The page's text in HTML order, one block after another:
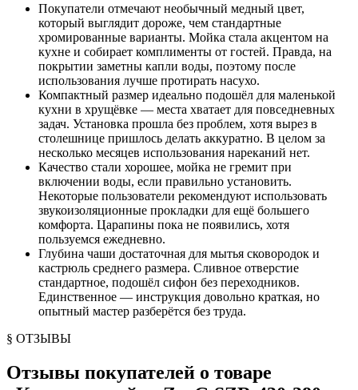
Покупатели отмечают необычный медный цвет,
который выглядит дороже, чем стандартные
хромированные варианты. Мойка стала акцентом на
кухне и собирает комплименты от гостей. Правда, на
покрытии заметны капли воды, поэтому после
использования лучше протирать насухо.
Компактный размер идеально подошёл для маленькой
кухни в хрущёвке — места хватает для повседневных
задач. Установка прошла без проблем, хотя вырез в
столешнице пришлось делать аккуратно. В целом за
несколько месяцев использования нареканий нет.
Качество стали хорошее, мойка не гремит при
включении воды, если правильно установить.
Некоторые пользователи рекомендуют использовать
звукоизоляционные прокладки для ещё большего
комфорта. Царапины пока не появились, хотя
пользуемся ежедневно.
Глубина чаши достаточная для мытья сковородок и
кастрюль среднего размера. Сливное отверстие
стандартное, подошёл сифон без переходников.
Единственное — инструкция довольно краткая, но
опытный мастер разберётся без труда.
§ ОТЗЫВЫ
Отзывы покупателей о товаре